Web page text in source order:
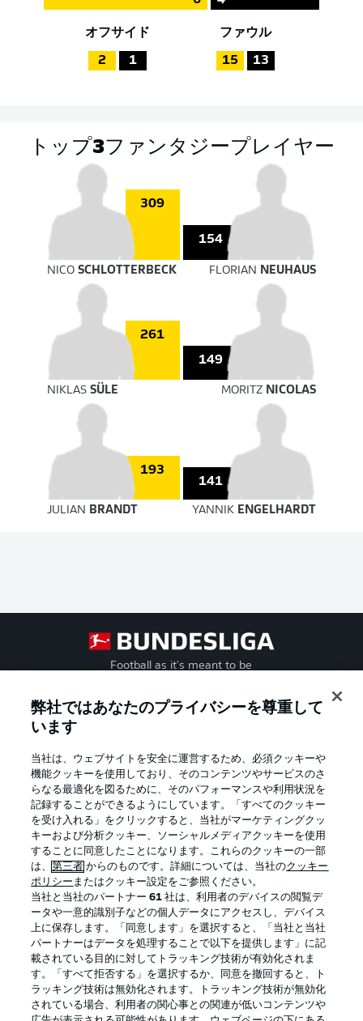
オフサイド
2 1
ファウル
15 13
トップ3ファンタジープレイヤー
309
154
NICO SCHLOTTERBECK FLORIAN NEUHAUS
261
149
NIKLAS SÜLE MORITZ NICOLAS
193
141
JULIAN BRANDT YANNIK ENGELHARDT
Football as it's meant to be
Official Partners
弊社ではあなたのプライバシーを尊重して
います
当社は、ウェブサイトを安全に運営するため、必須クッキーや
機能クッキーを使用しており、そのコンテンツやサービスのさ
らなる最適化を図るために、そのパフォーマンスや利用状況を
記録することができるようにしています。「すべてのクッキー
を受け入れる」をクリックすると、当社がマーケティングクッ
キーおよび分析クッキー、ソーシャルメディアクッキーを使用
することに同意したことになります。これらのクッキーの一部
は、第三者 からのものです。詳細については、当社のクッキー
ポリシー またはクッキー設定をご参照ください。
当社と当社のパートナー61 社は、利用者のデバイスの閲覧デ
ータや一意的識別子などの個人データにアクセスし、デバイス
上に保存します。「同意します」を選択すると、「当社と当社
パートナーはデータを処理することで以下を提供します」に記
載されている目的に対してトラッキング技術が有効化されま
す。「すべて拒否する」を選択するか、同意を撤回すると、ト
ラッキング技術は無効化されます。トラッキング技術が無効化
されている場合、利用者の関心事との関連が低いコンテンツや